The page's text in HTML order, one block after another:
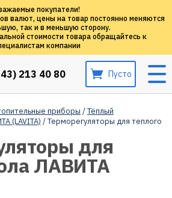
покупатели!
валют, цены на товар постоянно меняются
так и в меньшую сторону.
стоимости товара обращайтесь к
компании
213 40 80 Пусто
приборы /Тёплый
(LAVITA) / Терморегуляторы для теплого
для
ЛАВИТА